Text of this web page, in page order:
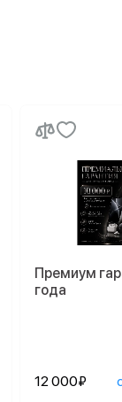
Премиум
года
12 000₽